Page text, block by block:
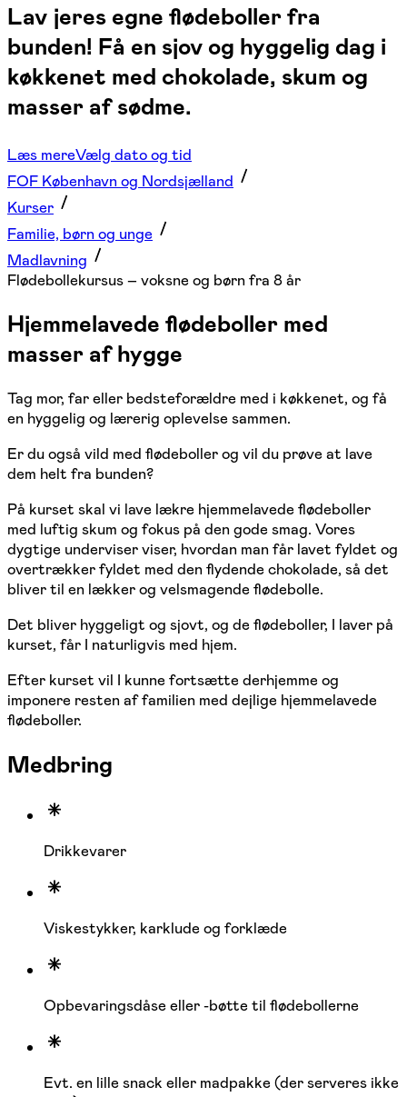
Lav jeres egne flødeboller fra
bunden! Få en sjov og hyggelig dag i
køkkenet med chokolade, skum og
masser af sødme.
Læs mereVælg dato og tid
FOF København og Nordsjælland
Kurser
Familie, børn og unge
Madlavning
Flødebollekursus – voksne og børn fra 8 år
Hjemmelavede flødeboller med
masser af hygge
Tag mor, far eller bedsteforældre med i køkkenet, og få
en hyggelig og lærerig oplevelse sammen.
Er du også vild med flødeboller og vil du prøve at lave
dem helt fra bunden?
På kurset skal vi lave lækre hjemmelavede flødeboller
med luftig skum og fokus på den gode smag. Vores
dygtige underviser viser, hvordan man får lavet fyldet og
overtrækker fyldet med den flydende chokolade, så det
bliver til en lækker og velsmagende flødebolle.
Det bliver hyggeligt og sjovt, og de flødeboller, I laver på
kurset, får I naturligvis med hjem.
Efter kurset vil I kunne fortsætte derhjemme og
imponere resten af familien med dejlige hjemmelavede
flødeboller.
Medbring
Drikkevarer
Viskestykker, karklude og forklæde
Opbevaringsdåse eller -bøtte til flødebollerne
Evt. en lille snack eller madpakke (der serveres ikke